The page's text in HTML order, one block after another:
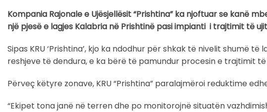
Kompania Rajonale e Ujësjellësit “Prishtina” ka njoftuar se kanë
një pjesë e lagjes Kalabria në Prishtinë pasi impianti i trajtimit të
Sipas KRU ‘Prishtina’, kjo ka ndodhur për shkak të nivelit shumë
reshjeve të dendura, e ka bërë të pamundur procesin e trajtimit të
Përveç këtyre zonave, KRU “Prishtina” paralajmëroi reduktime
“Ekipet tona janë në terren dhe po monitorojnë situatën